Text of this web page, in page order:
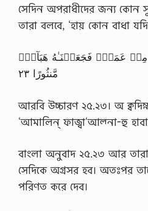
সেদিন অপরাধীদের জন্য কোন
তারা বলবে, ‘হায় কোন বাধা
مِنۡ عَمَلٍ۬ فَجَعَلۡنَـٰهُ هَبَآءً۬
مَّنثُورًا ٢٣
আরবি উচ্চারণ ২৫.২৩। অ
‘আমালিন্ ফাজ্বা‘আল্না-হু
বাংলা অনুবাদ ২৫.২৩ আর
সেদিকে অগ্রসর হব। অতঃপর
পরিণত করে দেব।